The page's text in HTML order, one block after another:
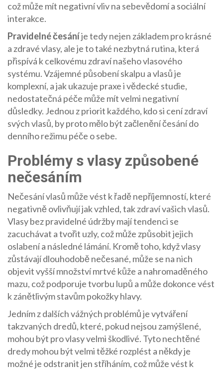
což může mít negativní vliv na sebevědomí a sociální
interakce.
Pravidelné česáníje tedy nejen základem pro krásné
a zdravé vlasy, ale je to také nezbytná rutina, která
přispívá k celkovému zdraví našeho vlasového
systému. Vzájemné působení skalpu a vlasů je
komplexní, a jak ukazuje praxe i vědecké studie,
nedostatečná péče může mít velmi negativní
důsledky. Jednou z priorit každého, kdo si cení zdraví
svých vlasů, by proto mělo být začlenění česání do
denního režimu péče o sebe.
Problémy s vlasy způsobené
nečesáním
Nečesání vlasů může vést k řadě nepříjemností, které
negativně ovlivňují jak vzhled, tak zdraví vašich vlasů.
Vlasy bez pravidelné údržby mají tendenci se
zacuchávat a tvořit uzly, což může způsobit jejich
oslabení a následné lámání. Kromě toho, když vlasy
zůstávají dlouhodobě nečesané, může se na nich
objevit vyšší množství mrtvé kůže a nahromaděného
mazu, což podporuje tvorbu lupů a může dokonce vést
k zánětlivým stavům pokožky hlavy.
Jedním z dalších vážných problémů je vytváření
takzvaných dredů, které, pokud nejsou zamýšlené,
mohou být pro vlasy velmi škodlivé. Tyto nechtěné
dredy mohou být velmi těžké rozplést a někdy je
možné je odstranit jen stříháním, což může vést k